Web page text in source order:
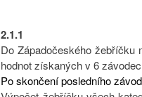
2.1.1
Do Západočeského
hodnot získaných v 6
Po skončení posledního